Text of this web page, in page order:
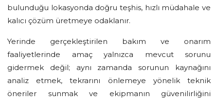
bulunduğu lokasyonda doğru teşhis, hızlı müdahale ve
kalıcı çözüm üretmeye odaklanır.
Yerinde gerçekleştirilen bakım ve onarım
faaliyetlerinde amaç yalnızca mevcut sorunu
gidermek değil; aynı zamanda sorunun kaynağını
analiz etmek, tekrarını önlemeye yönelik teknik
öneriler sunmak ve ekipmanın güvenilirliğini